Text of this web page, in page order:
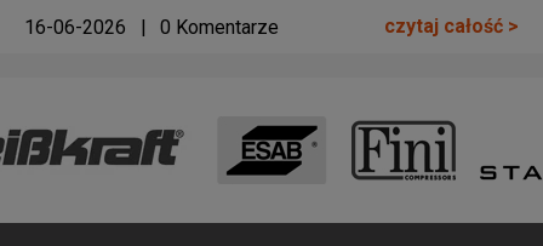
16-06-2026 | 0 Komentarze czytaj całość >